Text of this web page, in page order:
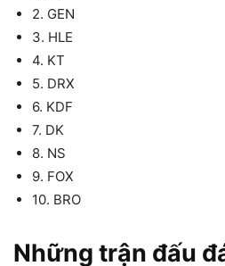
2. GEN
3. HLE
4. KT
5. DRX
6. KDF
7. DK
8. NS
9. FOX
10. BRO
Những trận đấu